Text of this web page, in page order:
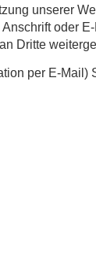
unserer
oder
Dritte
per E-